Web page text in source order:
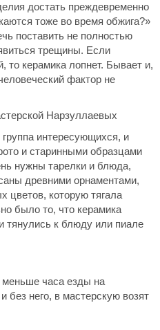
достать преждевременно
тоже во время обжига?»
поставить не полностью
трещины. Если
то керамика лопнет. Бывает и,
фактор не
интересующихся, и
и старинными образцами
нужны тарелки и блюда,
древними орнаментами,
цветов, которую тягала
было то, что керамика
тянулись к блюду или пиале
часа езды на
без него, в мастерскую возят